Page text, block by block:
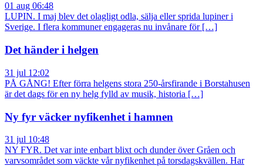
01 aug 06:48
LUPIN. I maj blev det olagligt odla, sälja eller sprida lupiner i
Sverige. I flera kommuner engageras nu invånare för […]
Det händer i helgen
31 jul 12:02
PÅ GÅNG! Efter förra helgens stora 250-årsfirande i Borstahusen
är det dags för en ny helg fylld av musik, historia […]
Ny fyr väcker nyfikenhet i hamnen
31 jul 10:48
NY FYR. Det var inte enbart blixt och dunder över Gråen och
varvsområdet som väckte vår nyfikenhet på torsdagskvällen. Har